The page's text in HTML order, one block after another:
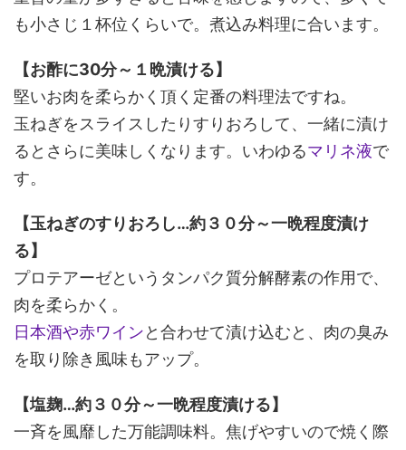
も小さじ１杯位くらいで。 煮込み料理に合います。
【お酢に30分～１晩漬ける】
堅いお肉を柔らかく頂く定番の料理法ですね。
玉ねぎをスライスしたりすりおろして、一緒に漬け
るとさらに美味しくなります。いわゆるマリネ液で
す。
【玉ねぎのすりおろし…約３０分～一晩程度漬け
る】
プロテアーゼというタンパク質分解酵素の作用で、
肉を柔らかく。
日本酒や赤ワインと合わせて漬け込むと、肉の臭み
を取り除き風味もアップ。
【塩麹…約３０分～一晩程度漬ける】
一斉を風靡した万能調味料。焦げやすいので焼く際